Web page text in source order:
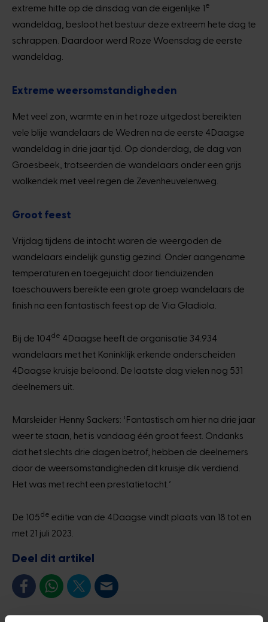
extreme hitte op de dinsdag van de eigenlijke 1e
wandeldag, besloot het bestuur deze extreem hete dag te
schrappen. Daardoor werd Roze Woensdag de eerste
wandeldag.
Extreme weersomstandigheden
Met veel zon, warmte en in het roze uitgedost bereikten
vele blije wandelaars de Wedren na de eerste 4Daagse
wandeldag in drie jaar tijd. Op donderdag, de dag van
Groesbeek, trotseerden de wandelaars onder een grijs
wolkendek met veel regen de Zevenheuvelenweg.
Groot feest
Vrijdag tijdens de intocht waren de weergoden de
wandelaars eindelijk gunstig gezind. Onder aangename
temperaturen en toegejuicht door tienduizenden
toeschouwers bereikte een grote groep wandelaars de
finish na een fantastisch feest op de Via Gladiola.
Bij de 104de 4Daagse heeft de organisatie 34.934
wandelaars met het Koninklijk erkende onderscheiden
4Daagse kruisje beloond. De laatste dag vielen nog 531
deelnemers uit.
Marsleider Henny Sackers: ‘Fantastisch om hier na drie jaar
weer te staan, het is vandaag één groot feest. Ondanks
dat het slechts drie dagen betrof, hebben de deelnemers
door de weersomstandigheden dit kruisje dik verdiend.
Het was met recht een prestatietocht.’
De 105de editie van de 4Daagse vindt plaats van 18 tot en
met 21 juli 2023.
Deel dit artikel